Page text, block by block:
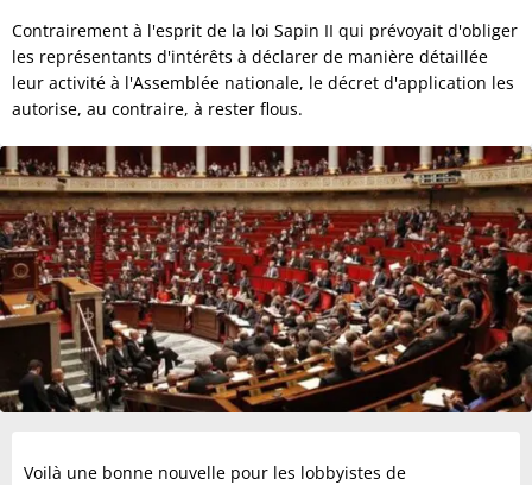
Contrairement à l'esprit de la loi Sapin II qui prévoyait d'obliger
les représentants d'intérêts à déclarer de manière détaillée
leur activité à l'Assemblée nationale, le décret d'application les
autorise, au contraire, à rester flous.
Voilà une bonne nouvelle pour les lobbyistes de